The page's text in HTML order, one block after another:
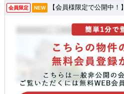
会員限定 NEW 【会員様限定で公開中！】